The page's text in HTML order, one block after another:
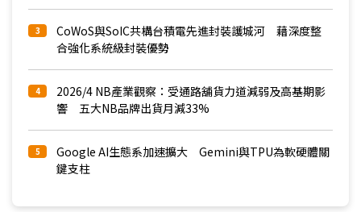
3
CoWoS與SoIC共構台積電先進封裝護城河 藉深度整
合強化系統級封裝優勢
4
2026/4 NB產業觀察：受通路舖貨力道減弱及高基期影
響 五大NB品牌出貨月減33%
5
Google AI生態系加速擴大 Gemini與TPU為軟硬體關
鍵支柱